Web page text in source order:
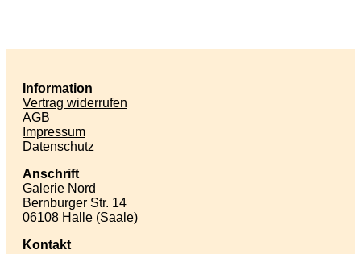
Information
Vertrag widerrufen
AGB
Impressum
Datenschutz
Anschrift
Galerie Nord
Bernburger Str. 14
06108 Halle (Saale)
Kontakt